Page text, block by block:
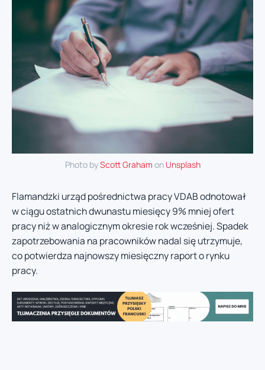
Photo byScott Graham on Unsplash
Flamandzki urząd pośrednictwa pracy VDAB odnotował
w ciągu ostatnich dwunastu miesięcy 9% mniej ofert
pracy niż w analogicznym okresie rok wcześniej. Spadek
zapotrzebowania na pracowników nadal się utrzymuje,
co potwierdza najnowszy miesięczny raport o rynku
pracy.